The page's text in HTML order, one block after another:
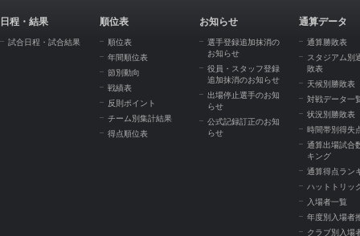
日程・結果
試合日程・試合結果
順位表
順位表
年間順位表
節別動向
戦績表
反則ポイント
チーム別集計結果
得点順位表
お知らせ
選手登録追加抹消の
お知らせ
役員・スタッフ登録
追加抹消のお知らせ
出場停止選手のお知
らせ
公式記録訂正のお知
らせ
通算データ
通算勝敗表
スタジアム別
敗表
天候別勝敗表
対戦データ一
状況別勝敗表
時間帯別得失
通算出場試合
キング
通算得点ラン
ハットトリッ
入場者一覧
年度別入場者
クラブ別入場